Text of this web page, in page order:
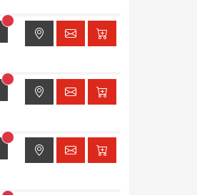
Brak dostępu do lokalizacji
Brak dostępu do lokalizacji
Brak dostępu do lokalizacji